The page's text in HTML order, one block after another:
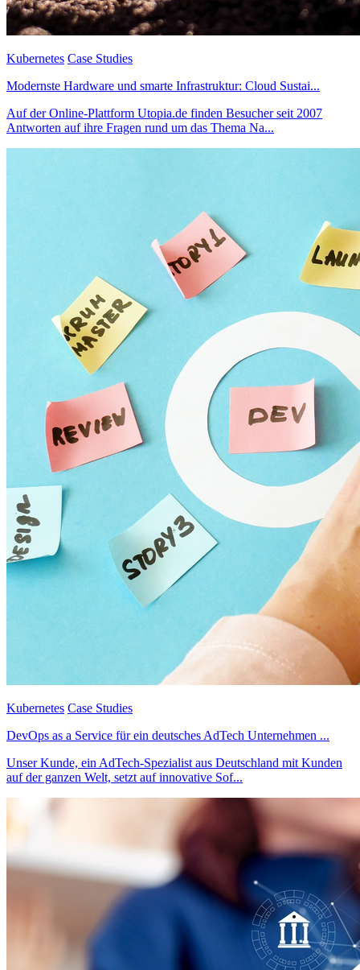
Kubernetes Case Studies
Modernste Hardware und smarte Infrastruktur: Cloud Sustai...
Auf der Online-Plattform Utopia.de finden Besucher seit 2007
Antworten auf ihre Fragen rund um das Thema Na...
Kubernetes Case Studies
DevOps as a Service für ein deutsches AdTech Unternehmen ...
Unser Kunde, ein AdTech-Spezialist aus Deutschland mit Kunden
auf der ganzen Welt, setzt auf innovative Sof...